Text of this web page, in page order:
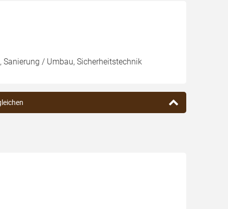
Sanierung / Umbau, Sicherheitstechnik